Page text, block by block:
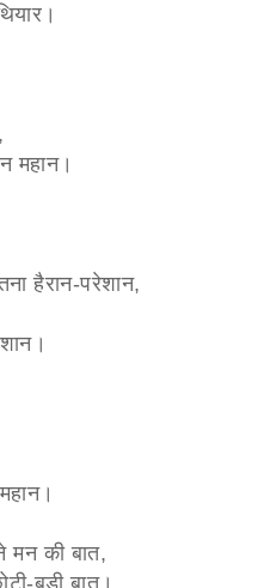
महान।
हैरान-परेशान,
की बात,